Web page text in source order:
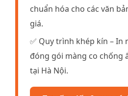
chuẩn hóa cho các văn
giá.
✅ Quy trình khép kín – In
đóng gói màng co chống
tại Hà Nội.